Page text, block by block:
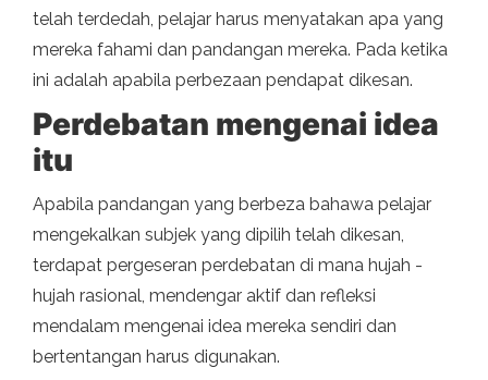
telah terdedah, pelajar harus menyatakan apa yang
mereka fahami dan pandangan mereka. Pada ketika
ini adalah apabila perbezaan pendapat dikesan.
Perdebatan mengenai idea
itu
Apabila pandangan yang berbeza bahawa pelajar
mengekalkan subjek yang dipilih telah dikesan,
terdapat pergeseran perdebatan di mana hujah -
hujah rasional, mendengar aktif dan refleksi
mendalam mengenai idea mereka sendiri dan
bertentangan harus digunakan.